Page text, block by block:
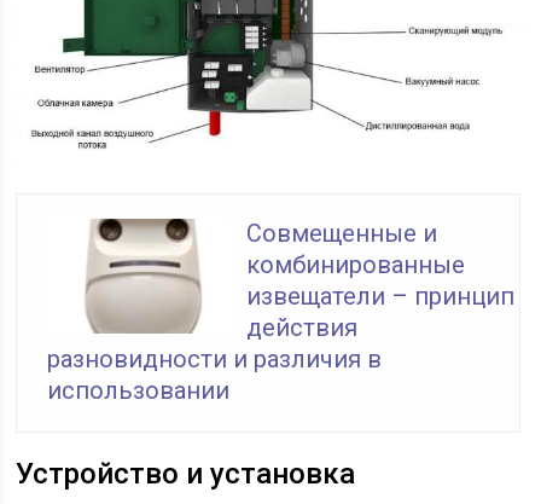
Совмещенные и
комбинированные
извещатели – принцип
действия
разновидности и различия в
использовании
Устройство и установка